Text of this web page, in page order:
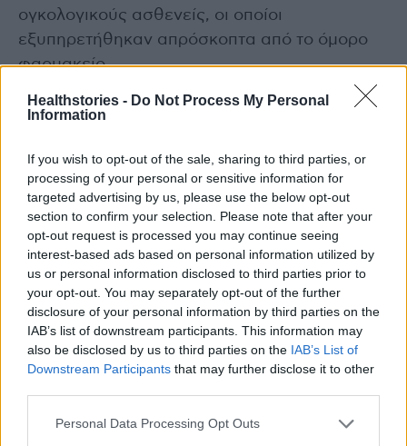
Healthstories - Do Not Process My Personal
Information
If you wish to opt-out of the sale, sharing to third parties, or
processing of your personal or sensitive information for
targeted advertising by us, please use the below opt-out
section to confirm your selection. Please note that after your
opt-out request is processed you may continue seeing
interest-based ads based on personal information utilized by
us or personal information disclosed to third parties prior to
your opt-out. You may separately opt-out of the further
disclosure of your personal information by third parties on the
IAB’s list of downstream participants. This information may
also be disclosed by us to third parties on the IAB’s List of
Downstream Participants that may further disclose it to other
Personal Data Processing Opt Outs
ογκολογικούς ασθενείς, οι οποίοι
εξυπηρετήθηκαν απρόσκοπτα από το όμορο
φαρμακείο.
Διαβάστε επίσης
ΕΟΦ: Επικίνδυνο για την υγεία σκεύασμα
απώλειας βάρους
Πόσο ”αντέχει” το μαγειρεμένο φαγητό στο
ψυγείο;
TAGS Άδωνις Γεωργιάδης
φάρμακα υψηλού κόστους
φαρμακείο ΕΟΠΥΥ